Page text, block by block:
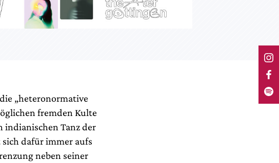
„heteronormative
fremden Kulte
Tanz der
dafür immer aufs
neben seiner